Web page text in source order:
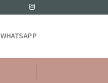
WHATSAPP